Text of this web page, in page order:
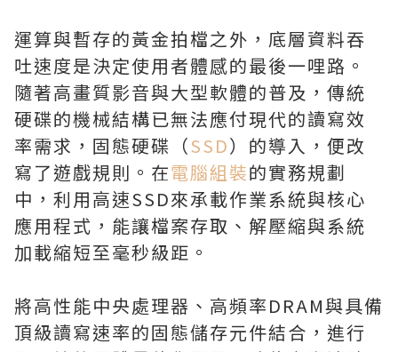
運算與暫存的黃金拍檔之外，底層資料吞
吐速度是決定使用者體感的最後一哩路。
隨著高畫質影音與大型軟體的普及，傳統
硬碟的機械結構已無法應付現代的讀寫效
率需求，固態硬碟（SSD）的導入，便改
寫了遊戲規則。在電腦組裝的實務規劃
中，利用高速SSD來承載作業系統與核心
應用程式，能讓檔案存取、解壓縮與系統
加載縮短至毫秒級距。
將高性能中央處理器、高頻率DRAM與具備
頂級讀寫速率的固態儲存元件結合，進行